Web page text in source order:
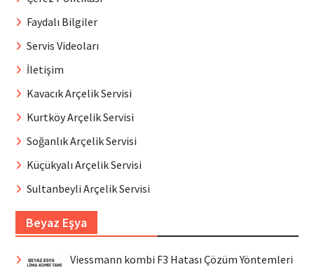
Faydalı Bilgiler
Servis Videoları
İletişim
Kavacık Arçelik Servisi
Kurtköy Arçelik Servisi
Soğanlık Arçelik Servisi
Küçükyalı Arçelik Servisi
Sultanbeyli Arçelik Servisi
Beyaz Eşya
Viessmann kombi F3 Hatası Çözüm Yöntemleri